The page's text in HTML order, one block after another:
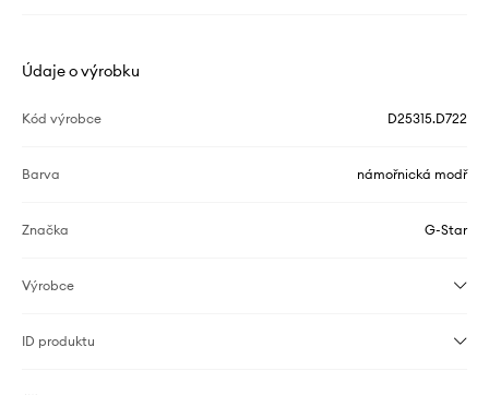
Údaje o výrobku
Kód výrobce D25315.D722
Barva námořnická modř
Značka G-Star
Výrobce
ID produktu